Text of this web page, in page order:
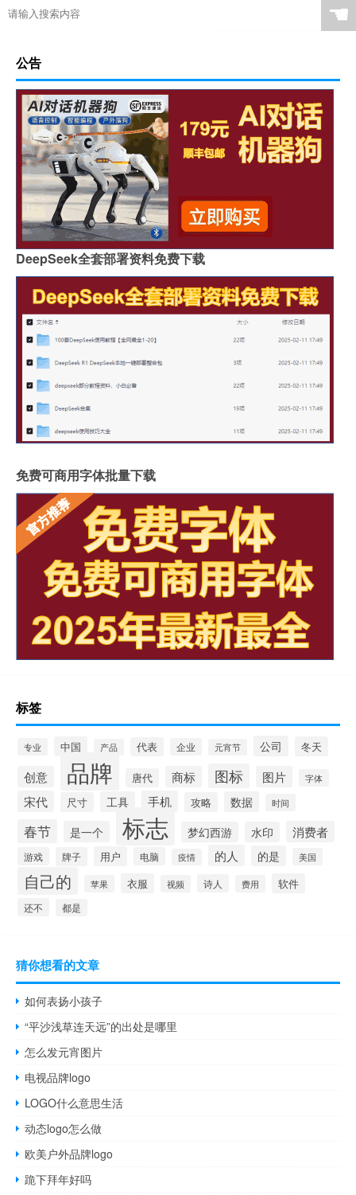
☚
公告
DeepSeek全套部署资料免费下载
免费可商用字体批量下载
标签
专业 中国 产品 代表 企业 元宵节 公司 冬天
创意 品牌 唐代 商标 图标 图片 字体
宋代 尺寸 工具 手机 攻略 数据 时间
春节 是一个 标志 梦幻西游 水印 消费者
游戏 牌子 用户 电脑 疫情 的人 的是 美国
自己的 苹果 衣服 视频 诗人 费用 软件
还不 都是
猜你想看的文章
如何表扬小孩子
“平沙浅草连天远”的出处是哪里
怎么发元宵图片
电视品牌logo
LOGO什么意思生活
动态logo怎么做
欧美户外品牌logo
跪下拜年好吗